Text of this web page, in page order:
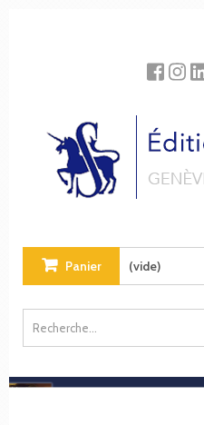
Panier (vide)